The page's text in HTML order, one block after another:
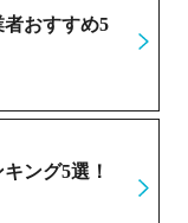
おすすめ5
ング5選！